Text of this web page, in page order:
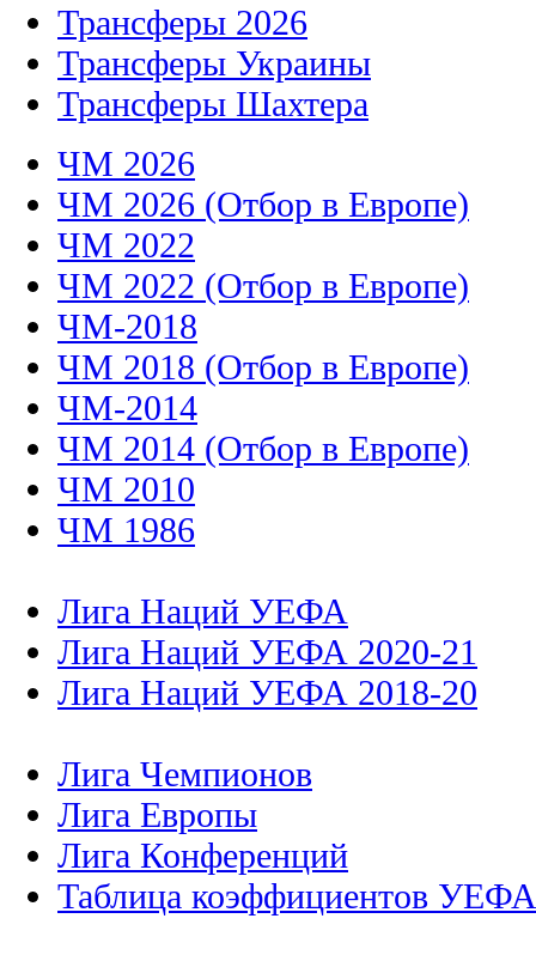
Трансферы 2026
Трансферы Украины
Трансферы Шахтера
ЧМ 2026
ЧМ 2026 (Отбор в Европе)
ЧМ 2022
ЧМ 2022 (Отбор в Европе)
ЧМ-2018
ЧМ 2018 (Отбор в Европе)
ЧМ-2014
ЧМ 2014 (Отбор в Европе)
ЧМ 2010
ЧМ 1986
Лига Наций УЕФА
Лига Наций УЕФА 2020-21
Лига Наций УЕФА 2018-20
Лига Чемпионов
Лига Европы
Лига Конференций
Таблица коэффициентов УЕФА